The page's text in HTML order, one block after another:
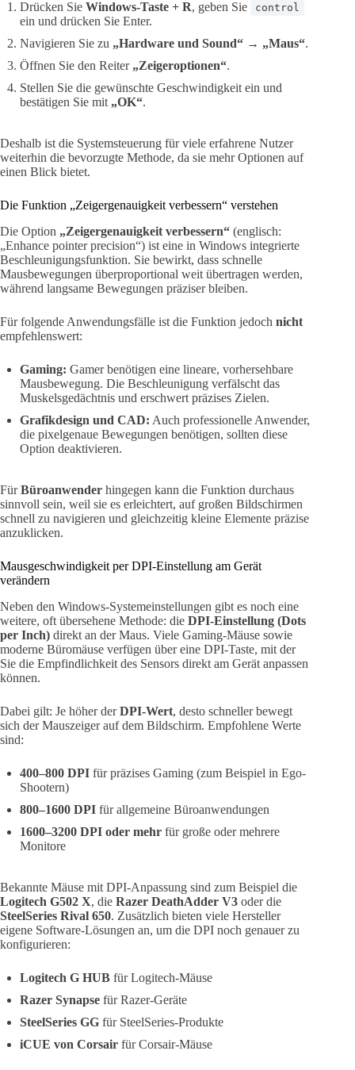
Drücken Sie Windows-Taste + R, geben Sie control
ein und drücken Sie Enter.
Navigieren Sie zu „Hardware und Sound“ → „Maus“.
Öffnen Sie den Reiter „Zeigeroptionen“.
Stellen Sie die gewünschte Geschwindigkeit ein und
bestätigen Sie mit „OK“.
Deshalb ist die Systemsteuerung für viele erfahrene Nutzer
weiterhin die bevorzugte Methode, da sie mehr Optionen auf
einen Blick bietet.
Die Funktion „Zeigergenauigkeit verbessern“ verstehen
Die Option „Zeigergenauigkeit verbessern“ (englisch:
„Enhance pointer precision“) ist eine in Windows integrierte
Beschleunigungsfunktion. Sie bewirkt, dass schnelle
Mausbewegungen überproportional weit übertragen werden,
während langsame Bewegungen präziser bleiben.
Für folgende Anwendungsfälle ist die Funktion jedoch nicht
empfehlenswert:
Gaming: Gamer benötigen eine lineare, vorhersehbare
Mausbewegung. Die Beschleunigung verfälscht das
Muskelsgedächtnis und erschwert präzises Zielen.
Grafikdesign und CAD: Auch professionelle Anwender,
die pixelgenaue Bewegungen benötigen, sollten diese
Option deaktivieren.
FürBüroanwender hingegen kann die Funktion durchaus
sinnvoll sein, weil sie es erleichtert, auf großen Bildschirmen
schnell zu navigieren und gleichzeitig kleine Elemente präzise
anzuklicken.
Mausgeschwindigkeit per DPI-Einstellung am Gerät
verändern
Neben den Windows-Systemeinstellungen gibt es noch eine
weitere, oft übersehene Methode: die DPI-Einstellung (Dots
per Inch) direkt an der Maus. Viele Gaming-Mäuse sowie
moderne Büromäuse verfügen über eine DPI-Taste, mit der
Sie die Empfindlichkeit des Sensors direkt am Gerät anpassen
können.
Dabei gilt: Je höher derDPI-Wert, desto schneller bewegt
sich der Mauszeiger auf dem Bildschirm. Empfohlene Werte
sind:
400–800 DPI für präzises Gaming (zum Beispiel in Ego-
Shootern)
800–1600 DPI für allgemeine Büroanwendungen
1600–3200 DPI oder mehr für große oder mehrere
Monitore
Bekannte Mäuse mit DPI-Anpassung sind zum Beispiel die
Logitech G502 X, die Razer DeathAdder V3 oder die
SteelSeries Rival 650. Zusätzlich bieten viele Hersteller
eigene Software-Lösungen an, um die DPI noch genauer zu
konfigurieren:
Logitech G HUB für Logitech-Mäuse
Razer Synapse für Razer-Geräte
SteelSeries GG für SteelSeries-Produkte
iCUE von Corsair für Corsair-Mäuse